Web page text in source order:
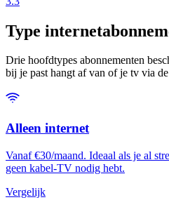
Type
Drie hoofdtypes abonnementen
bij je past hangt af van of je tv via
Alleen internet
Vanaf €30/maand. Ideaal als je al
geen kabel-TV nodig hebt.
Vergelijk